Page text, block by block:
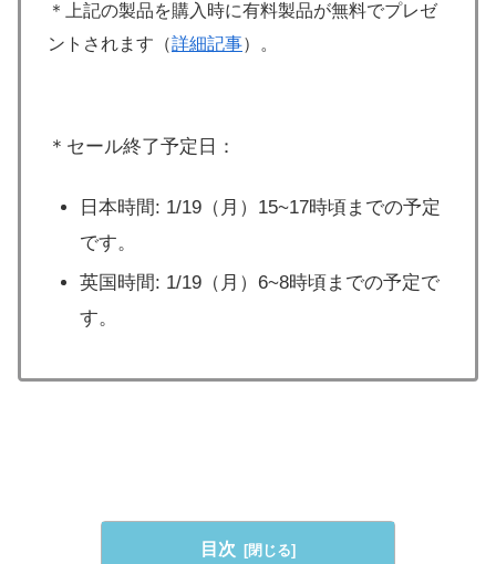
＊上記の製品を購入時に有料製品が無料でプレゼ
ントされます（詳細記事）。
＊セール終了予定日：
日本時間: 1/19（月）15~17時頃までの予定
です。
英国時間: 1/19（月）6~8時頃までの予定で
す。
目次